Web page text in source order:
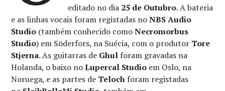
editado no dia 25 de Outubro. A bateria
e as linhas vocais foram registadas noNBS Audio
Studio (também conhecido comoNecromorbus
Studio) em Söderfors, na Suécia, com o produtor Tore
Stjerna. As guitarras de Ghul foram gravadas na
Holanda, o baixo noLupercal Studio em Oslo, na
Noruega, e as partes de Teloch foram registadas